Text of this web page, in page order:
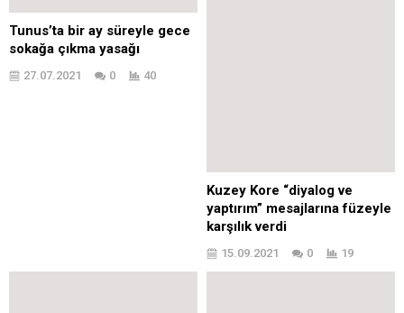
Tunus’ta bir ay süreyle gece
sokağa çıkma yasağı
27.07.2021 0 40
Kuzey Kore “diyalog ve
yaptırım” mesajlarına füzeyle
karşılık verdi
15.09.2021 0 19